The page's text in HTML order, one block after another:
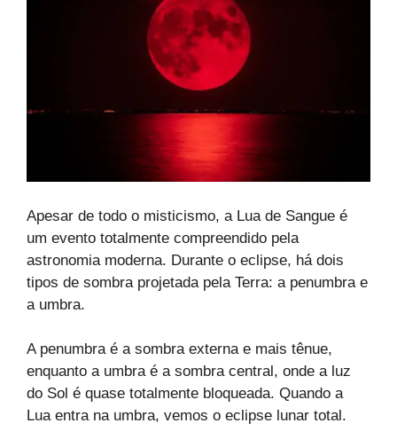
Apesar de todo o misticismo, a Lua de Sangue é
um evento totalmente compreendido pela
astronomia moderna. Durante o eclipse, há dois
tipos de sombra projetada pela Terra: a penumbra e
a umbra.
A penumbra é a sombra externa e mais tênue,
enquanto a umbra é a sombra central, onde a luz
do Sol é quase totalmente bloqueada. Quando a
Lua entra na umbra, vemos o eclipse lunar total.